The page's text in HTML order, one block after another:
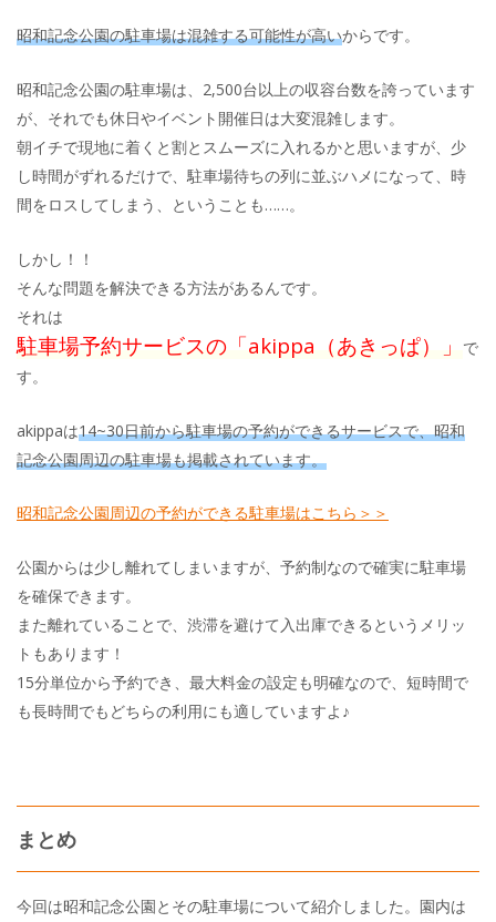
昭和記念公園の駐車場は混雑する可能性が高いからです。
昭和記念公園の駐車場は、2,500台以上の収容台数を誇っています
が、それでも休日やイベント開催日は大変混雑します。
朝イチで現地に着くと割とスムーズに入れるかと思いますが、少
し時間がずれるだけで、駐車場待ちの列に並ぶハメになって、時
間をロスしてしまう、ということも……。
しかし！！
そんな問題を解決できる方法があるんです。
それは
駐車場予約サービスの「akippa（あきっぱ）」
で
す。
akippaは14~30日前から駐車場の予約ができるサービスで、昭和
記念公園周辺の駐車場も掲載されています。
昭和記念公園周辺の予約ができる駐車場はこちら＞＞
公園からは少し離れてしまいますが、予約制なので確実に駐車場
を確保できます。
また離れていることで、渋滞を避けて入出庫できるというメリッ
トもあります！
15分単位から予約でき、最大料金の設定も明確なので、短時間で
も長時間でもどちらの利用にも適していますよ♪
まとめ
今回は昭和記念公園とその駐車場について紹介しました。園内は